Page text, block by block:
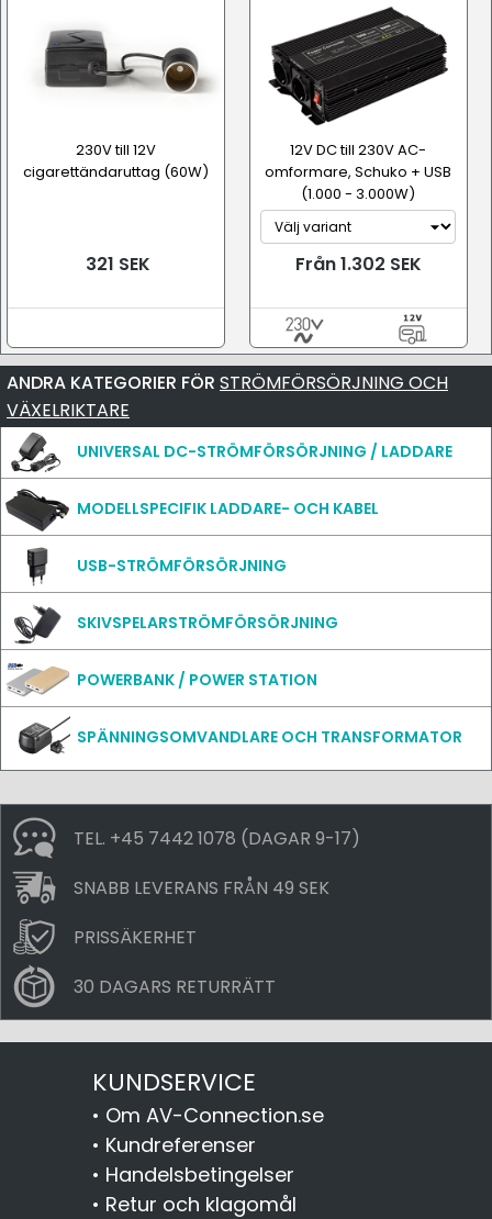
230V till 12V
cigarettändaruttag (60W)
321 SEK
12V DC till 230V AC-
omformare, Schuko + USB
(1.000 - 3.000W)
Från 1.302 SEK
ANDRA KATEGORIER FÖR STRÖMFÖRSÖRJNING OCH
VÄXELRIKTARE
UNIVERSAL DC-STRÖMFÖRSÖRJNING / LADDARE
MODELLSPECIFIK LADDARE- OCH KABEL
USB-STRÖMFÖRSÖRJNING
SKIVSPELARSTRÖMFÖRSÖRJNING
POWERBANK / POWER STATION
SPÄNNINGSOMVANDLARE OCH TRANSFORMATOR
TEL. +45 7442 1078 (DAGAR 9-17)
SNABB LEVERANS FRÅN 49 SEK
PRISSÄKERHET
30 DAGARS RETURRÄTT
KUNDSERVICE
• Om AV-Connection.se
• Kundreferenser
• Handelsbetingelser
• Retur och klagomål